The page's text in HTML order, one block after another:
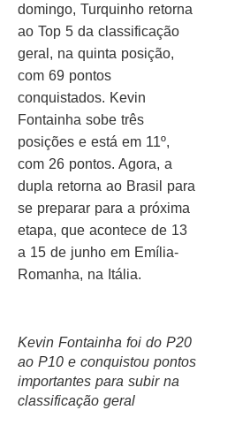
domingo, Turquinho retorna
ao Top 5 da classificação
geral, na quinta posição,
com 69 pontos
conquistados. Kevin
Fontainha sobe três
posições e está em 11º,
com 26 pontos. Agora, a
dupla retorna ao Brasil para
se preparar para a próxima
etapa, que acontece de 13
a 15 de junho em Emília-
Romanha, na Itália.
Kevin Fontainha foi do P20
ao P10 e conquistou pontos
importantes para subir na
classificação geral